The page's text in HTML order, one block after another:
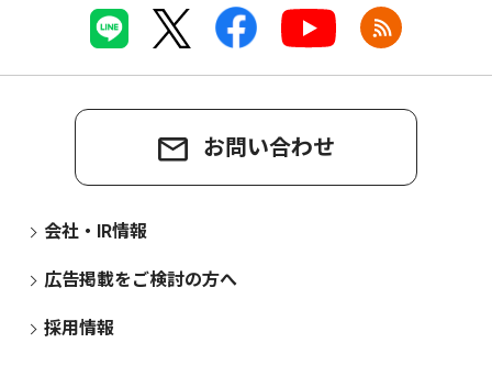
お問い合わせ
会社・IR情報
広告掲載をご検討の方へ
採用情報